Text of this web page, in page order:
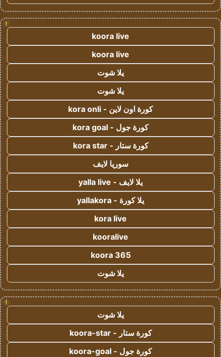
!
koora live
koora live
يلا شوت
يلا شوت
كورة اون لاين - kora onli
كورة جول - kora goal
كورة ستار - kora star
سوريا لايف
يلا لايف - yalla live
يلا كورة - yallakora
kora live
kooralive
koora 365
يلا شوت
!
يلا شوت
كورة ستار - koora-star
كورة جول - koora-goal